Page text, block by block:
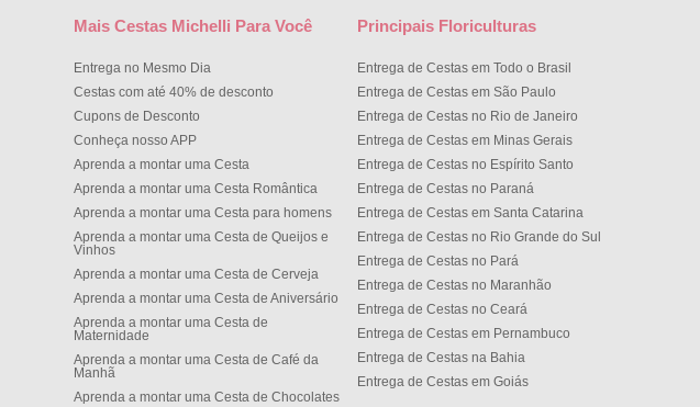
Mais Cestas Michelli Para Você
Entrega no Mesmo Dia
Cestas com até 40% de desconto
Cupons de Desconto
Conheça nosso APP
Aprenda a montar uma Cesta
Aprenda a montar uma Cesta Romântica
Aprenda a montar uma Cesta para homens
Aprenda a montar uma Cesta de Queijos e
Vinhos
Aprenda a montar uma Cesta de Cerveja
Aprenda a montar uma Cesta de Aniversário
Aprenda a montar uma Cesta de
Maternidade
Aprenda a montar uma Cesta de Café da
Manh
Aprenda a montar uma Cesta de Chocolates
Principais Floriculturas
Entrega de Cestas em Todo o Brasil
Entrega de Cestas em São Paulo
Entrega de Cestas no Rio de Janeiro
Entrega de Cestas em Minas Gerais
Entrega de Cestas no Espírito Santo
Entrega de Cestas no Paran
Entrega de Cestas em Santa Catarina
Entrega de Cestas no Rio Grande do Sul
Entrega de Cestas no Par
Entrega de Cestas no Maranhão
Entrega de Cestas no Cear
Entrega de Cestas em Pernambuco
Entrega de Cestas na Bahia
Entrega de Cestas em Goiás